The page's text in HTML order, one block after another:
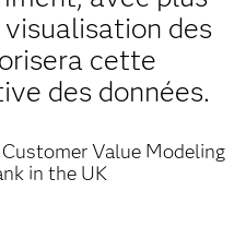
des
cette
des données.
Value Modeling
in the UK